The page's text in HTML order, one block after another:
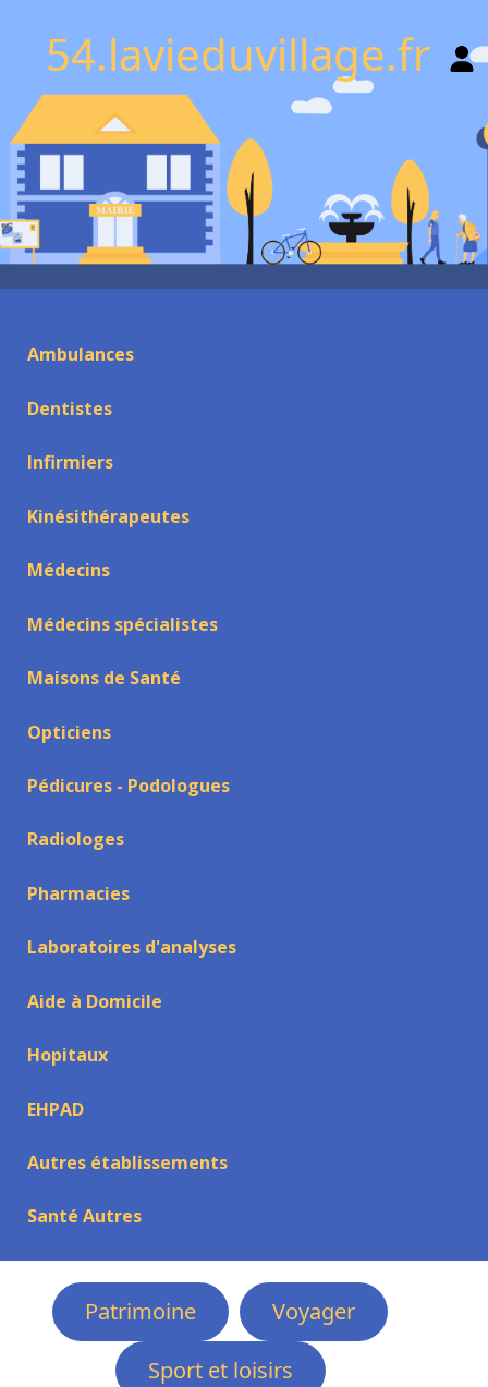
54.lavieduvillage.fr
Ambulances
Dentistes
Infirmiers
Kinésithérapeutes
Médecins
Médecins spécialistes
Maisons de Santé
Opticiens
Pédicures - Podologues
Radiologes
Pharmacies
Laboratoires d'analyses
Aide à Domicile
Hopitaux
EHPAD
Autres établissements
Santé Autres
Patrimoine
Voyager
Sport et loisirs